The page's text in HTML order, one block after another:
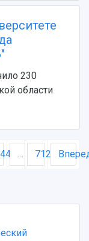
кампус
организации
230
области
… 712